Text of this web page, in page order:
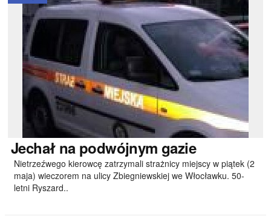
Jechałna podwójnym gazie
Nietrzeźwego kierowcę zatrzymali strażnicy miejscy w piątek (2
maja) wieczorem na ulicy Zbiegniewskiej we Włocławku. 50-
letni Ryszard..